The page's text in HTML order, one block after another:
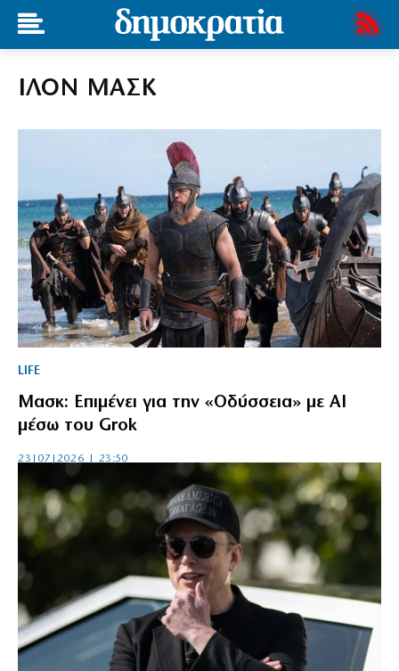
ΙΛΟΝ ΜΑΣΚ
LIFE
Μασκ: Επιμένει για την «Οδύσσεια» με AI
μέσω του Grok
23|07|2026 | 23:50